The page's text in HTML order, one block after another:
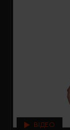
ВІДЕО